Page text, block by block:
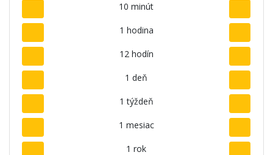
10 minút
1 hodina
12 hodín
1 deň
1 týždeň
1 mesiac
1 rok